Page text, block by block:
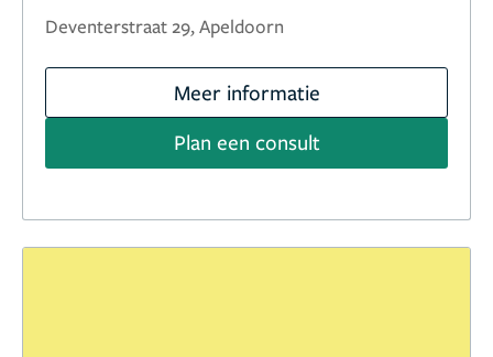
Deventerstraat 29, Apeldoorn
Meer informatie
Plan een consult